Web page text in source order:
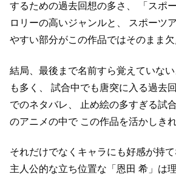
するための過去回想の多さ、
「スポ
ロリーの高いジャンルと、
スポーツ
やすい部分がこの作品ではそのまま
結局、最後まで名前すら覚えていな
も多く、
試合中でも唐突に入る過去
でのネタバレ、
止め絵の多すぎる試
のアニメの中でこの作品を活かしきれ
それだけでなくキャラにも好感が持て
主人公的な立ち位置な「恩田 希」は